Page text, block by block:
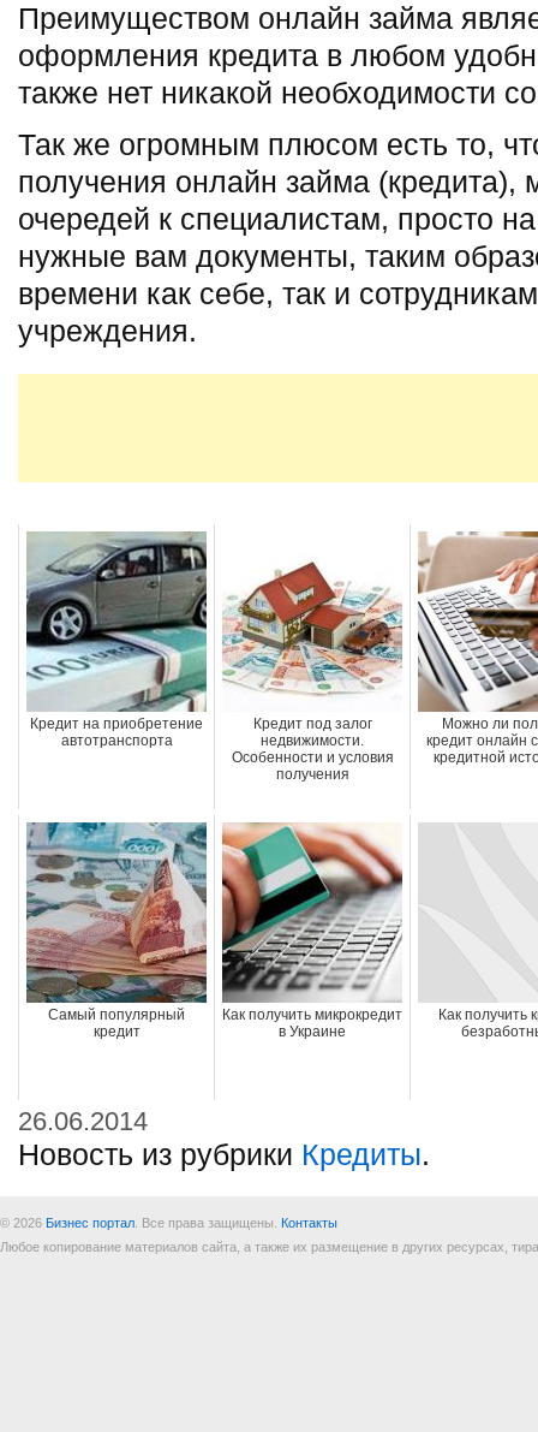
Преимуществом онлайн займа
оформления кредита в любом
также нет никакой необходимости
Так же огромным плюсом есть то,
получения онлайн займа (кредита),
очередей к специалистам, просто
нужные вам документы, таким
времени как себе, так и
учреждения.
Кредит на приобретение
автотранспорта
Кредит под залог
недвижимости.
Особенности и условия
получения
Можно ли
кредит онлайн
кредитной
Самый популярный
кредит
Как получить микрокредит
в Украине
Как получить
26.06.2014
Новость из рубрики Кредиты.
© 2026 Бизнес портал . Все права защищены. Контакты
Любое копирование материалов сайта, а также их размещение в других ресурсах,